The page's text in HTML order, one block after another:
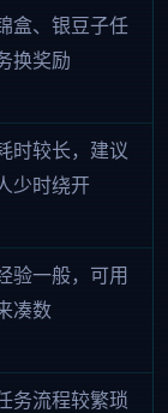
盒、银豆子任
换奖励
时较长，建议
少时绕开
验一般，可用
凑数
务流程较繁琐